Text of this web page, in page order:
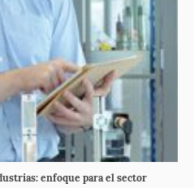
enfoque para el sector